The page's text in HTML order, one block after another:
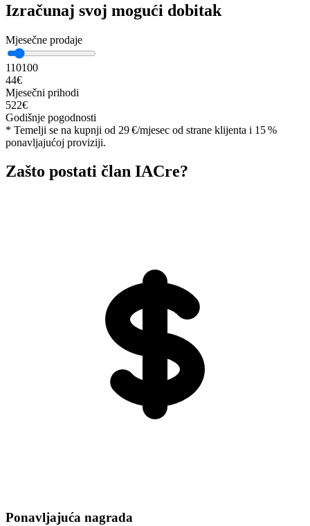
Izračunaj svoj mogući dobitak
Mjesečne prodaje
110100
44€
Mjesečni prihodi
522€
Godišnje pogodnosti
* Temelji se na kupnji od 29 €/mjesec od strane klijenta i 15 %
ponavljajućoj proviziji.
Zašto postati član IACre?
Ponavljajuća nagrada